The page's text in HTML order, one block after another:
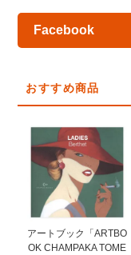
Facebook
おすすめ商品
アートブック「ARTBO
OK CHAMPAKA TOME